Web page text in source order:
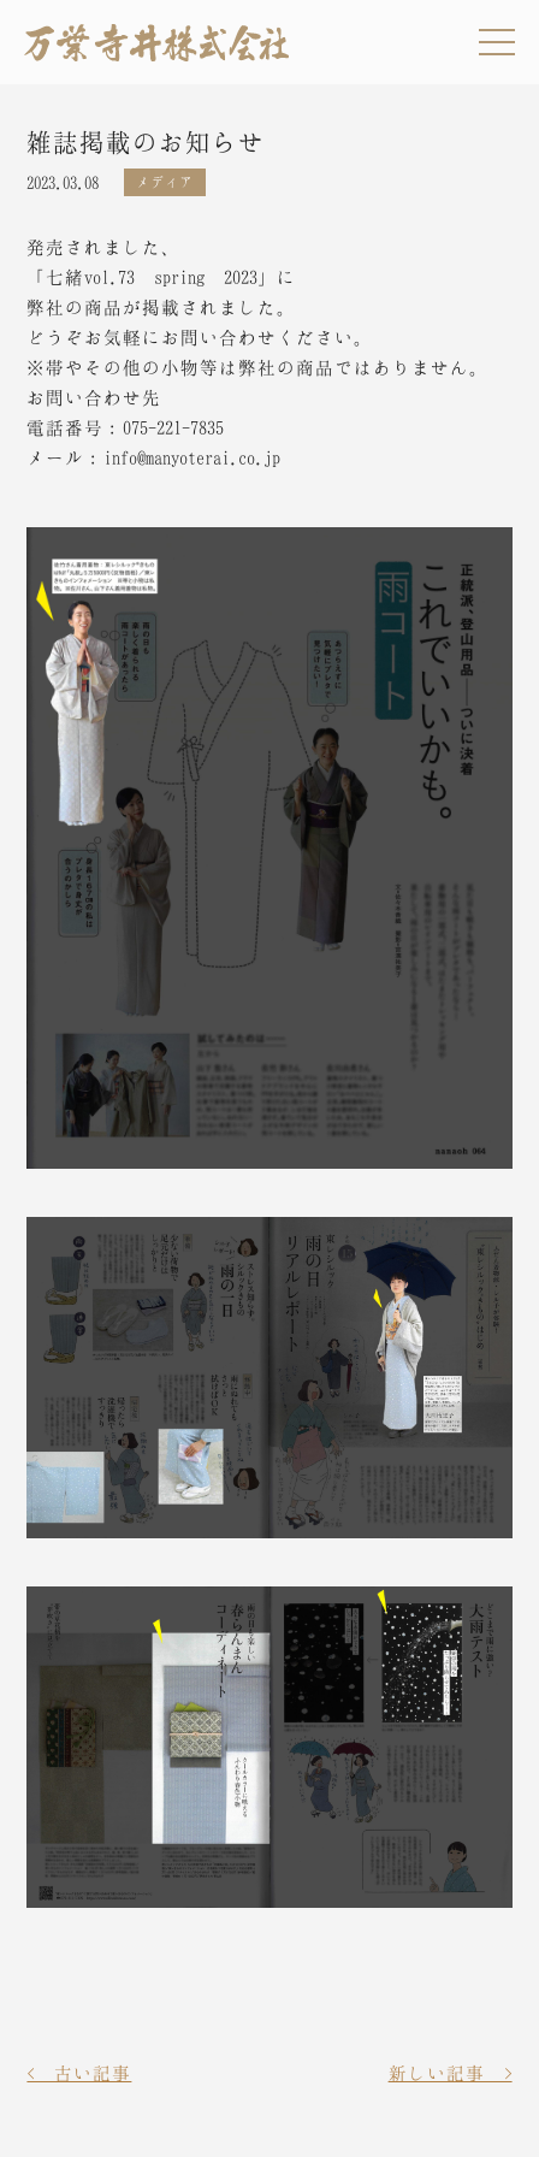
雑誌掲載のお知らせ
2023.03.08 メディア
発売されました、
「七緒vol.73 spring 2023」に
弊社の商品が掲載されました。
どうぞお気軽にお問い合わせください。
※帯やその他の小物等は弊社の商品ではありません。
お問い合わせ先
電話番号：075-221-7835
メール：info@manyoterai.co.jp
< 古い記事 新しい記事 >